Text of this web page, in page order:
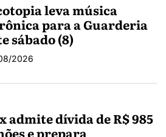
leva música
para a Guarderia
sábado (8)
2026
admite dívida de R$ 985
e prepara